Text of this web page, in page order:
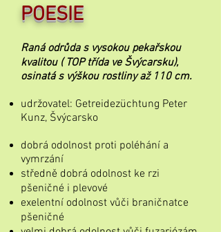
POESIE
Raná odrůda s vysokou pekařskou
kvalitou ( TOP třída ve Švýcarsku),
osinatá s výškou rostliny až 110 cm.
udržovatel: Getreidezüchtung Peter
Kunz, Švýcarsko
dobrá odolnost proti poléhání a
vymrzání
středně dobrá odolnost ke rzi
pšeničné i plevové
exelentní odolnost vůči braničnatce
pšeničné